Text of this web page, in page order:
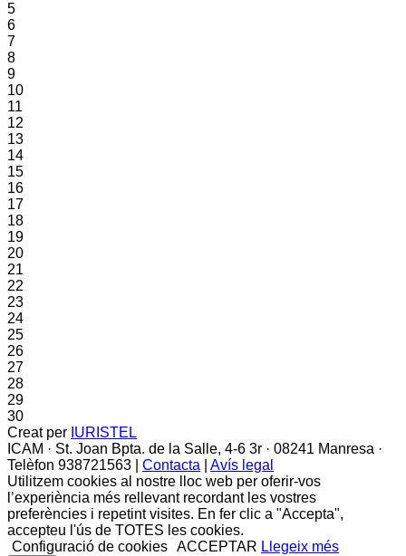
5
6
7
8
9
10
11
12
13
14
15
16
17
18
19
20
21
22
23
24
25
26
27
28
29
30
Creat per IURISTEL
ICAM · St. Joan Bpta. de la Salle, 4-6 3r · 08241 Manresa ·
Telèfon 938721563 | Contacta
Avís legal
Utilitzem cookies al nostre lloc web per oferir-vos
l’experiència més rellevant recordant les vostres
preferències i repetint visites. En fer clic a "Accepta",
accepteu l'ús de TOTES les cookies.
Configuració de cookies ACCEPTAR Llegeix més